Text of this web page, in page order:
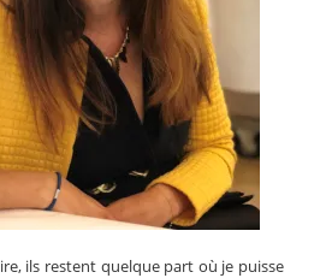
ils restent quelque part où je puisse